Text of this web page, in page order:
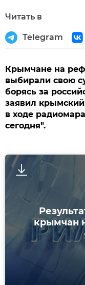
Читать в
Telegram
Крымчане на
выбирали свою
борясь за
заявил
в ходе
сегодня".
крымчан